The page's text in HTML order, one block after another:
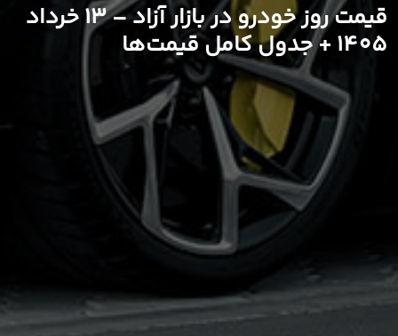
قیمت روز خودرو در بازار آزاد – 13 خرداد
1405 + جدول کامل قیمت‌ها